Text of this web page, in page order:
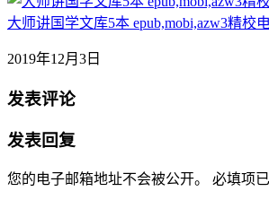
大师讲国学文库5本 epub,mobi,azw3精校
2019年12月3日
发表评论
发表回复
您的电子邮箱地址不会被公开。 必填项